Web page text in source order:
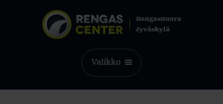
Rengasnuora
Jyväskylä
Valikko